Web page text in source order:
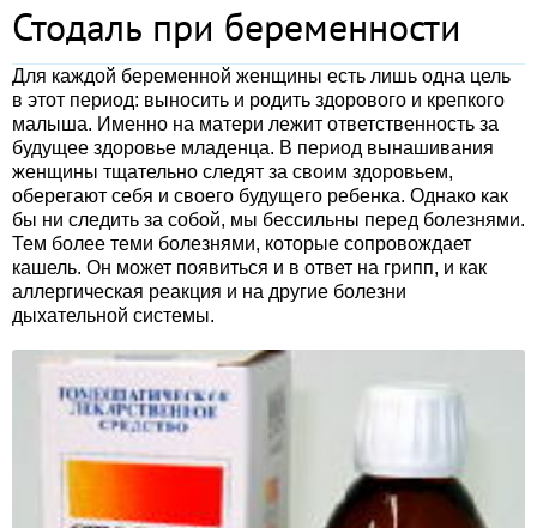
Стодаль при беременности
Для каждой беременной женщины есть лишь одна цель
в этот период: выносить и родить здорового и крепкого
малыша. Именно на матери лежит ответственность за
будущее здоровье младенца. В период вынашивания
женщины тщательно следят за своим здоровьем,
оберегают себя и своего будущего ребенка. Однако как
бы ни следить за собой, мы бессильны перед болезнями.
Тем более теми болезнями, которые сопровождает
кашель. Он может появиться и в ответ на грипп, и как
аллергическая реакция и на другие болезни
дыхательной системы.